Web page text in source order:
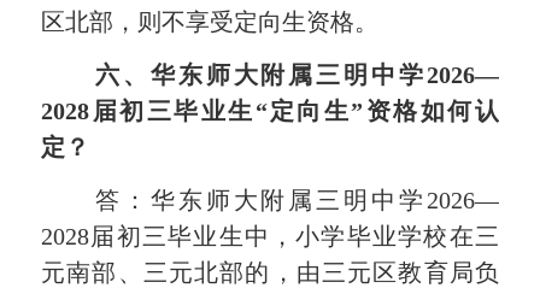
区北部，则不享受定向生资格。
六、华东师大附属三明中学2026—
2028届初三毕业生“定向生”资格如何认
定？
答：华东师大附属三明中学2026—
2028届初三毕业生中，小学毕业学校在三
元南部、三元北部的，由三元区教育局负